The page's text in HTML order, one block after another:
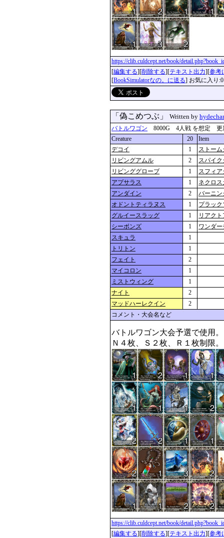
https://clib.culdcept.net/book/
[編集する][削除する][テキスト出力][参考
[BookSimulatorなの。に送る] お気に入り:0
「偽こめつぶ」 Written by
バトルワゴン 8000G 4人戦 を想定 更新
Creature
20
Item
デコイ
1
ストー
リビングアムル
2
スパイ
リビンググローブ
1
スフィ
アプサラス
1
ネクロ
アンダイン
2
バーニン
オドントティラヌス
1
プラッ
グルイースラッグ
1
リアク
シーボンズ
1
ワンダ
スキュラ
1
トリトン
1
フェイト
2
マイコロン
1
ミストウィング
1
ナイト
2
マッドハーレクイン
2
コメント・大会名など
バトルワゴン大会予選で使用。
Ｎ４枚、Ｓ２枚、Ｒ１枚制限
https://clib.culdcept.net/book/
[編集する][削除する][テキスト出力][参考